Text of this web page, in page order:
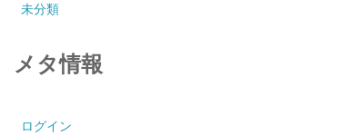
未分類
メタ情報
ログイン